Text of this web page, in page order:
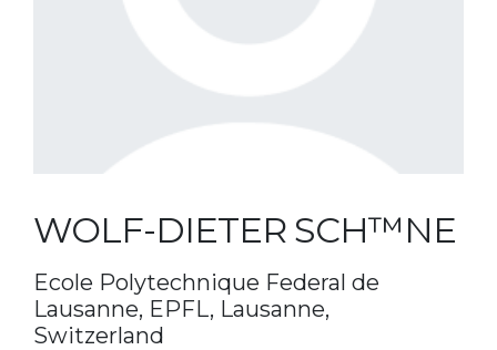
WOLF-DIETER SCH™NE
Ecole Polytechnique Federal de
Lausanne, EPFL, Lausanne,
Switzerland